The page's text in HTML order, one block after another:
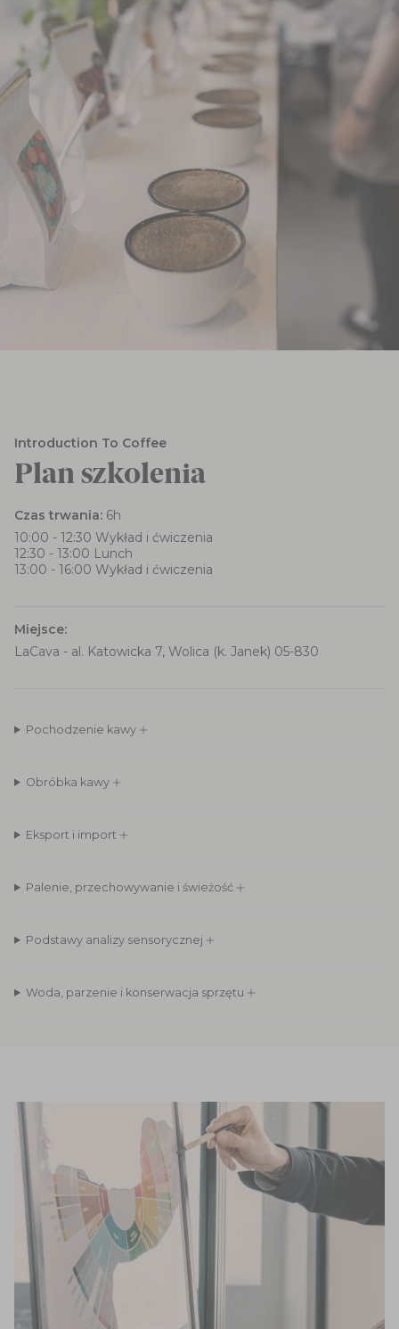
Introduction To Coffee
Plan szkolenia
Czas trwania: 6h
10:00 - 12:30 Wykład i ćwiczenia
12:30 - 13:00 Lunch
13:00 - 16:00 Wykład i ćwiczenia
Miejsce:
LaCava - al. Katowicka 7, Wolica (k. Janek) 05-830
Pochodzenie kawy
Obróbka kawy
Eksport i import
Palenie, przechowywanie i świeżość
Podstawy analizy sensorycznej
Woda, parzenie i konserwacja sprzętu